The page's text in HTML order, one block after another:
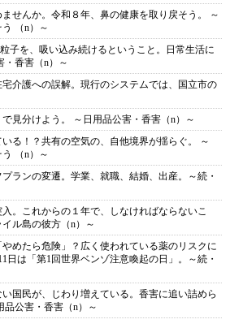
せんか。令和８年、鼻の健康を取り戻そう。 ～
（n）～
子を、吸い込み続けるということ。日常生活に
・香害（n）～
介護への誤解。現行のシステムでは、国立市の
見分けよう。 ～日用品公害・香害（n）～
る！？共有の空気の、自他境界が揺らぐ。 ～
（n）～
ランの変遷。学業、就職、結婚、出産。～続・
。これからの１年で、しなければならないこ
ル島の彼方（n）～
やめたら危険」？広く使われている薬のリスクに
日は「第1回世界ベンゾ注意喚起の日」。～続・
国民が、じわり増えている。香害に追い詰めら
品公害・香害（n）～